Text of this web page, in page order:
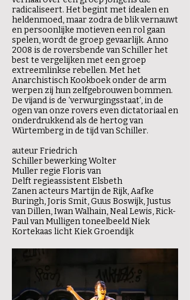
radicaliseert. Het begint met idealen en
heldenmoed, maar zodra de blik vernauwt
en persoonlijke motieven een rol gaan
spelen, wordt de groep gevaarlijk. Anno
2008 is de roversbende van Schiller het
best te vergelijken met een groep
extreemlinkse rebellen. Met het
Anarchistisch Kookboek onder de arm
werpen zij hun zelfgebrouwen bommen.
De vijand is de ‘verwurgingsstaat’, in de
ogen van onze rovers even dictatoriaal en
onderdrukkend als de hertog van
Würtemberg in de tijd van Schiller.
auteur Friedrich
Schiller bewerking Wolter
Muller regie Floris van
Delft regieassistent Elsbeth
Zanen acteurs Martijn de Rijk, Aafke
Buringh, Joris Smit, Guus Boswijk, Justus
van Dillen, Iwan Walhain, Neal Lewis, Rick-
Paul van Mulligen toneelbeeld Niek
Kortekaas licht Kiek Groendijk